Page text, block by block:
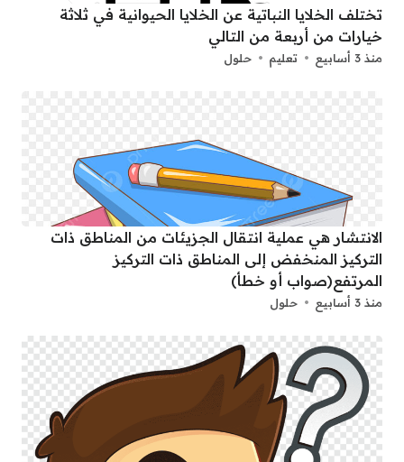
تختلف الخلايا النباتية عن الخلايا الحيوانية في ثلاثة
خيارات من أربعة من التالي
منذ 3 أسابيع تعليم حلول
الانتشار هي عملية انتقال الجزيئات من المناطق ذات
التركيز المنخفض إلى المناطق ذات التركيز
المرتفع(صواب أو خطأ)
منذ 3 أسابيع حلول